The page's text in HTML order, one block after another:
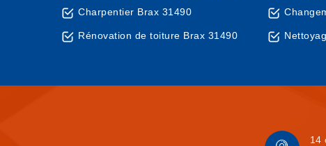
Charpentier Brax 31490
Rénovation de toiture Brax 31490
14